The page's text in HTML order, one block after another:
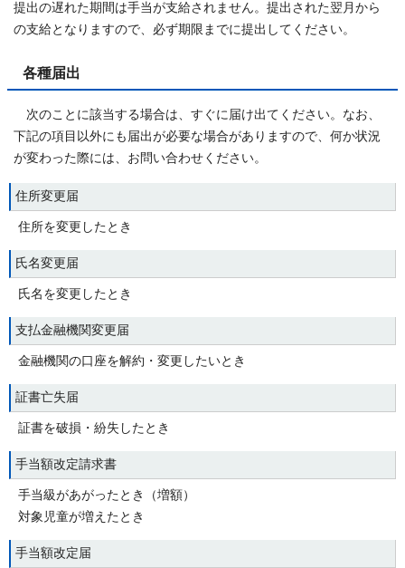
提出の遅れた期間は手当が支給されません。提出された翌月から
の支給となりますので、必ず期限までに提出してください。
各種届出
次のことに該当する場合は、すぐに届け出てください。なお、
下記の項目以外にも届出が必要な場合がありますので、何か状況
が変わった際には、お問い合わせください。
住所変更届
住所を変更したとき
氏名変更届
氏名を変更したとき
支払金融機関変更届
金融機関の口座を解約・変更したいとき
証書亡失届
証書を破損・紛失したとき
手当額改定請求書
手当級があがったとき（増額）
対象児童が増えたとき
手当額改定届